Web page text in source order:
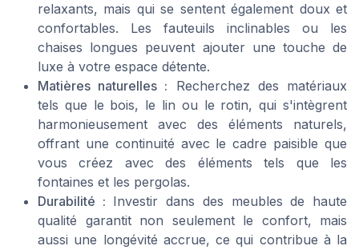
relaxants, mais qui se sentent également doux et
confortables. Les fauteuils inclinables ou les
chaises longues peuvent ajouter une touche de
luxe à votre espace détente.
Matières naturelles : Recherchez des matériaux
tels que le bois, le lin ou le rotin, qui s'intègrent
harmonieusement avec des éléments naturels,
offrant une continuité avec le cadre paisible que
vous créez avec des éléments tels que les
fontaines et les pergolas.
Durabilité : Investir dans des meubles de haute
qualité garantit non seulement le confort, mais
aussi une longévité accrue, ce qui contribue à la